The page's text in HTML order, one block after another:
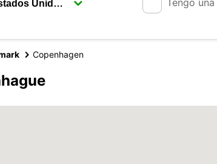
Tengo una
Copenhagen